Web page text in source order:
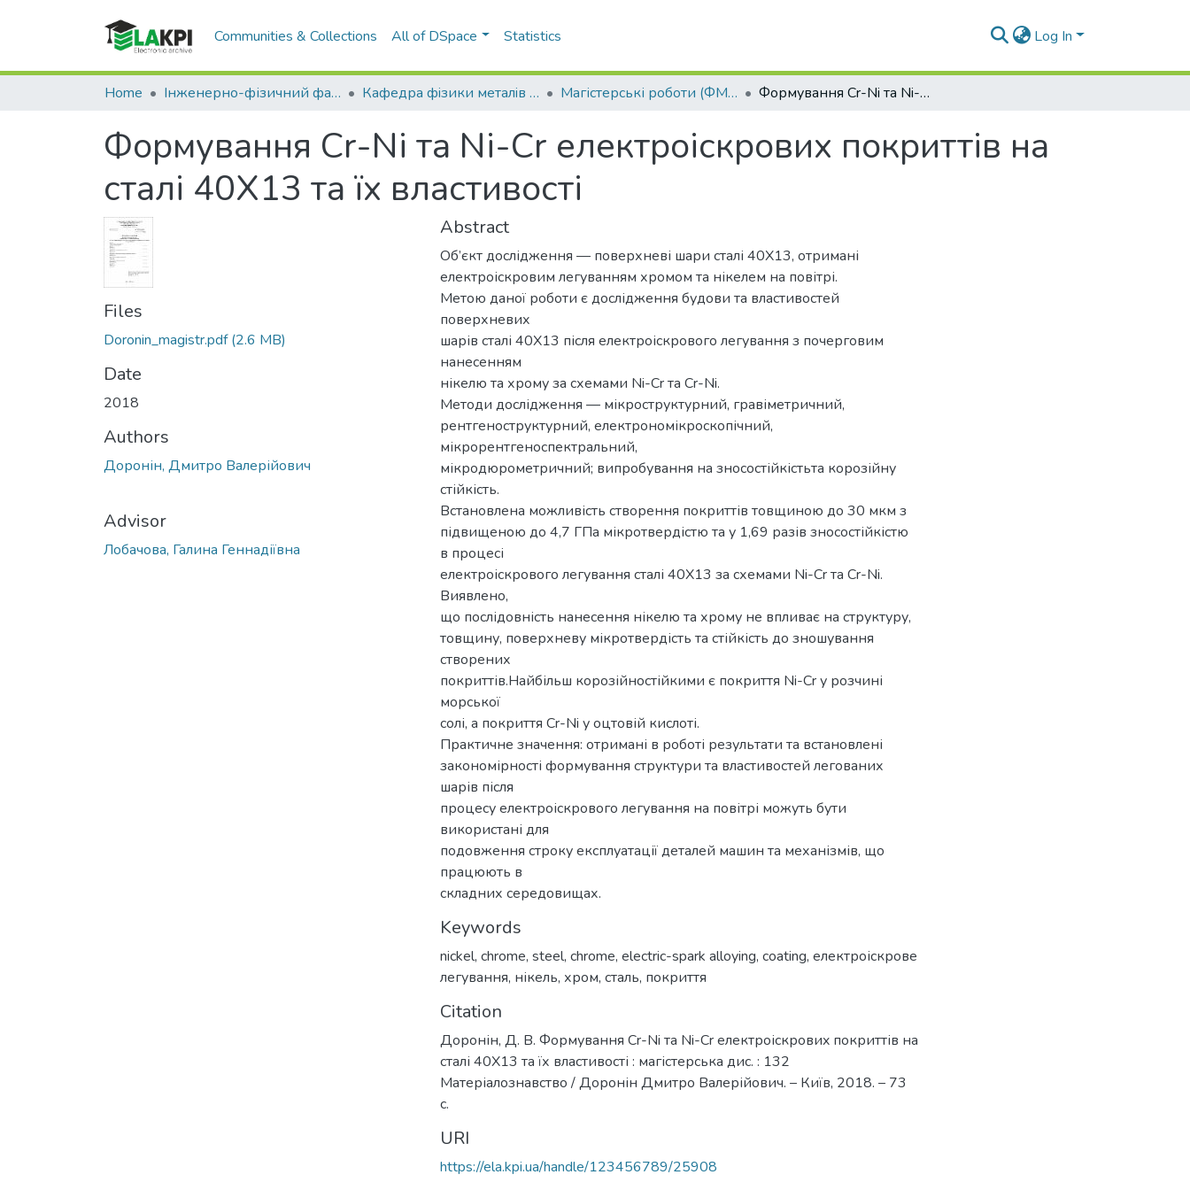
Communities & Collections All of DSpace Statistics Log In
Home Інженерно-фізичний факультет (ІФФ) Кафедра фiзики металiв (ФМ ІФФ) Магістерські роботи (ФМ ІФФ) Формування Cr-Ni та Ni-Cr електроіскровиx покриттів на сталі 40Х13 та їх властивості
Формування Cr-Ni та Ni-Cr електроіскровиx покриттів на
сталі 40Х13 та їх властивості
Files
Doronin_magistr.pdf(2.6 MB)
Date
2018
Authors
Доронін, Дмитро Валерійович
Advisor
Лобачова, Галина Геннадіївна
Abstract
Об’єкт дослідження — поверхневі шари сталі 40Х13, отримані
електроіскровим легуванням хромом та нікелем на повітрі.
Метою даної роботи є дослідження будови та властивостей
поверхневих
шарів сталі 40Х13 після електроіскрового легування з почерговим
нанесенням
нікелю та хрому за схемами Ni-Cr та Cr-Ni.
Методи дослідження — мікроструктурний, гравіметричний,
рентгеноструктурний, електрономікроскопічний,
мікрорентгеноспектральний,
мікродюрометричний; випробування на зносостійкістьта корозійну
стійкість.
Встановлена можливість створення покриттів товщиною до 30 мкм з
підвищеною до 4,7 ГПа мікротвердістю та у 1,69 разів зносостійкістю
в процесі
електроіскрового легування сталі 40Х13 за схемами Ni-Cr та Cr-Ni.
Виявлено,
що послідовність нанесення нікелю та хрому не впливає на структуру,
товщину, поверхневу мікротвердість та стійкість до зношування
створених
покриттів.Найбільш корозійностійкими є покриття Ni-Cr у розчині
морської
солі, а покриття Cr-Ni у оцтовій кислоті.
Практичне значення: отримані в роботі результати та встановлені
закономірності формування структури та властивостей легованих
шарів після
процесу електроіскрового легування на повітрі можуть бути
використані для
подовження строку експлуатації деталей машин та механізмів, що
працюють в
cкладних середовищах.
Keywords
nickel, chrome, steel, chrome, electric-spark alloying, coating, електроіскрове
легування, нікель, хром, сталь, покриття
Citation
Доронін, Д. В. Формування Cr-Ni та Ni-Cr електроіскровиx покриттів на
сталі 40Х13 та їх властивості : магістерська дис. : 132
Матеріалознавство / Доронін Дмитро Валерійович. – Київ, 2018. – 73
с.
URI
https://ela.kpi.ua/handle/123456789/25908